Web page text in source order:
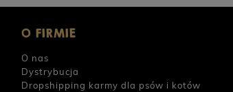
O FIRMIE
O nas
Dystrybucja
Dropshipping karmy dla psów i kotów